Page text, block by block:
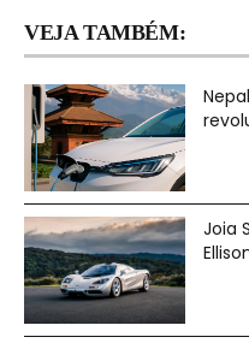
VEJA TAMBÉM:
Joia